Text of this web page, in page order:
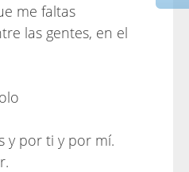
me faltas
las gentes, en el
y por ti y por mí.